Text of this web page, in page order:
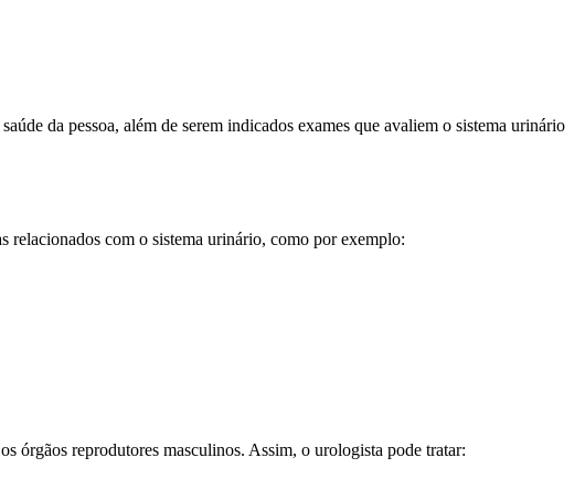
da pessoa, além de serem indicados exames que avaliem o sistema urinário
relacionados com o sistema urinário, como por exemplo:
órgãos reprodutores masculinos. Assim, o urologista pode tratar: